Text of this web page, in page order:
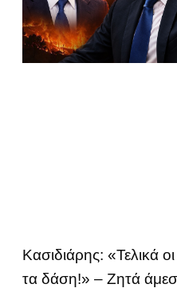
Κασιδιάρης: «Τελικά
τα δάση!» – Ζητά